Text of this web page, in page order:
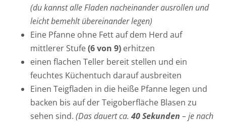
(du kannst alle Fladen nacheinander ausrollen und
leicht bemehlt übereinander legen)
Eine Pfanne ohne Fett auf dem Herd auf
mittlerer Stufe(6 von 9)erhitzen
einen flachen Teller bereit stellen und ein
feuchtes Küchentuch darauf ausbreiten
Einen Teigfladen in die heiße Pfanne legen und
backen bis auf der Teigoberfläche Blasen zu
sehen sind. (Das dauert ca. 40 Sekunden – je nach